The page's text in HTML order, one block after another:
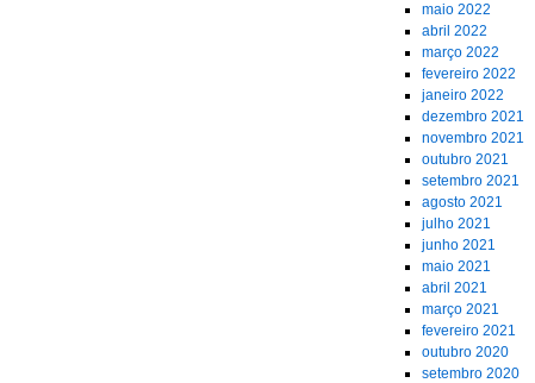
maio 2022
abril 2022
março 2022
fevereiro 2022
janeiro 2022
dezembro 2021
novembro 2021
outubro 2021
setembro 2021
agosto 2021
julho 2021
junho 2021
maio 2021
abril 2021
março 2021
fevereiro 2021
outubro 2020
setembro 2020